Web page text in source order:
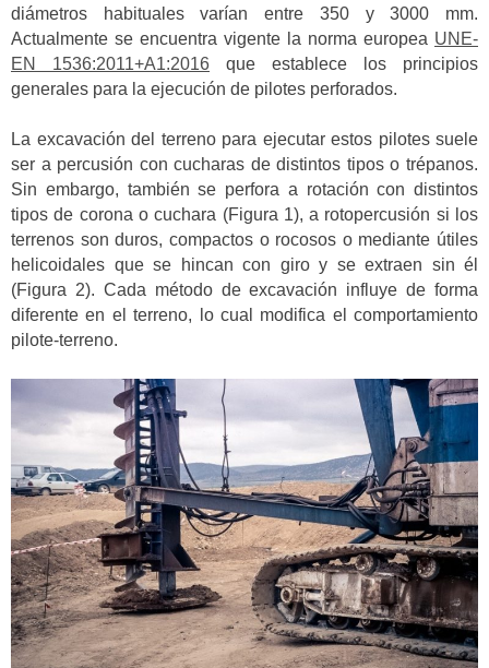
diámetros habituales varían entre 350 y 3000 mm.
Actualmente se encuentra vigente la norma europea UNE-
EN 1536:2011+A1:2016 que establece los principios
generales para la ejecución de pilotes perforados.
La excavación del terreno para ejecutar estos pilotes suele
ser a percusión con cucharas de distintos tipos o trépanos.
Sin embargo, también se perfora a rotación con distintos
tipos de corona o cuchara (Figura 1), a rotopercusión si los
terrenos son duros, compactos o rocosos o mediante útiles
helicoidales que se hincan con giro y se extraen sin él
(Figura 2). Cada método de excavación influye de forma
diferente en el terreno, lo cual modifica el comportamiento
pilote-terreno.